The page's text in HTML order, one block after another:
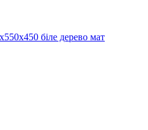
біле дерево мат